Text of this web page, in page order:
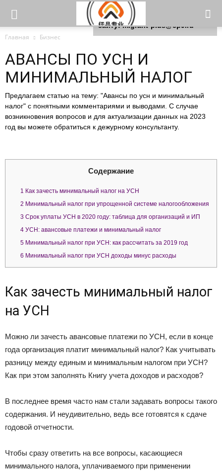
Главная Бизнес
АВАНСЫ ПО УСН И
МИНИМАЛЬНЫЙ НАЛОГ
Предлагаем статью на тему: "Авансы по усн и минимальный
налог" с понятными комментариями и выводами. С случае
возникновения вопросов и для актуализации данных на 2023
год вы можете обратиться к дежурному консультанту.
Содержание
1 Как зачесть минимальный налог на УСН
2 Минимальный налог при упрощенной системе налогообложения
3 Срок уплаты УСН в 2020 году: таблица для организаций и ИП
4 УСН: авансовые платежи и минимальный налог
5 Минимальный налог при УСН: как рассчитать за 2019 год
6 Минимальный налог при УСН доходы минус расходы
Как зачесть минимальный налог
на УСН
Можно ли зачесть авансовые платежи по УСН, если в конце
года организация платит минимальный налог? Как учитывать
разницу между единым и минимальным налогом при УСН?
Как при этом заполнять Книгу учета доходов и расходов?
В последнее время часто нам стали задавать вопросы такого
содержания. И неудивительно, ведь все готовятся к сдаче
годовой отчетности.
Чтобы сразу ответить на все вопросы, касающиеся
минимального налога, уплачиваемого при применении
Для любых предложений по
сайту: migrant-plus@cp9.ru